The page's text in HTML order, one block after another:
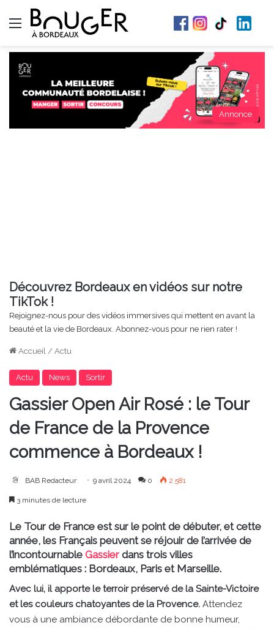
Menu
Annonce
Découvrez Bordeaux en vidéos sur notre
TikTok !
Rejoignez-nous pour des vidéos immersives qui mettent en avant la
beauté et la vie de Bordeaux. Abonnez-vous pour ne rien rater !
Accueil / Actu
Actu News Sortir
Gassier Open Air Rosé : le Tour
de France de la Provence
commence à Bordeaux !
BAB Redacteur 9 avril 2024 0 2 581
3 minutes de lecture
Le Tour de France est sur le point de débuter, et cette
année, les Français peuvent se réjouir de l’arrivée de
l’incontournable Gassier dans trois villes
emblématiques : Bordeaux, Paris et Marseille.
Avec lui, il apporte le terroir préservé de la Sainte-Victoire
et les couleurs chatoyantes de la Provence. Attendez
vous à une ambiance débordante de bonne humeur,